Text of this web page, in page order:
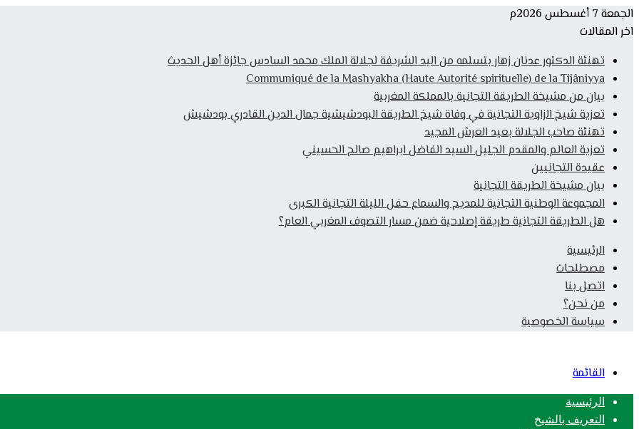
الجمعة 7 أغسطس 2026م
اخر المقالات
تهنئة الدكتور عدنان زهار بتسلمه من اليد الشريفة لجلالة الملك محمد السادس جائزة أهل الحديث
Communiqué de la Mashyakha (Haute Autorité spirituelle) de la Tijâniyya
بيان من مشيخة الطريقة التجانية بالمملكة المغربية
تعزية شيخ الزاوية التجانية في وفاة شيخ الطريقة البودشيشية جمال الدين القادري بودشيش
تهنئة صاحب الجلالة بعيد العرش المجيد
تعزية العالم والمقدم الجليل السيد الفاضل ابراهيم صالح الحسيني
عقيدة التجانيين
بيان مشيخة الطريقة التجانية
المجموعة الوطنية التجانية للمديح والسماع حفل الليلة التجانية الكبرى
هل الطريقة التجانية طريقة إصلاحية ضمن مسار التصوف المغربي العام؟
الرئيسية
مصطلحات
اتصل بنا
من نحن؟
سياسة الخصوصية
القائمة
الرئيسية
التعريف بالشيخ